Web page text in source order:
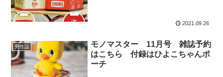
2021.09.26
男性誌
モノマスター 11月号 雑誌予約
はこちら 付録はひよこちゃんポ
ーチ